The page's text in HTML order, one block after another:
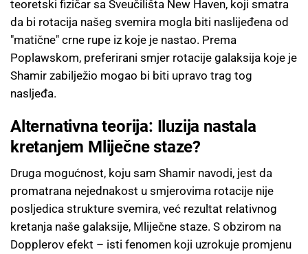
teoretski fizičar sa Sveučilišta New Haven, koji smatra
da bi rotacija našeg svemira mogla biti naslijeđena od
"matične" crne rupe iz koje je nastao. Prema
Poplawskom, preferirani smjer rotacije galaksija koje je
Shamir zabilježio mogao bi biti upravo trag tog
nasljeđa.
Alternativna teorija: Iluzija nastala
kretanjem Mliječne staze?
Druga mogućnost, koju sam Shamir navodi, jest da
promatrana nejednakost u smjerovima rotacije nije
posljedica strukture svemira, već rezultat relativnog
kretanja naše galaksije, Mliječne staze. S obzirom na
Dopplerov efekt – isti fenomen koji uzrokuje promjenu